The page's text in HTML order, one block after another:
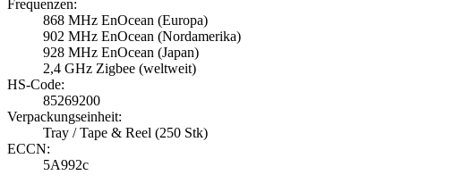
Frequenzen:
868 MHz EnOcean (Europa)
902 MHz EnOcean (Nordamerika)
928 MHz EnOcean (Japan)
2,4 GHz Zigbee (weltweit)
HS-Code:
85269200
Verpackungseinheit:
Tray / Tape & Reel (250 Stk)
ECCN:
5A992c